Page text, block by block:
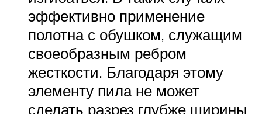
эффективно применение
полотна с обушком, служащим
своеобразным ребром
жесткости. Благодаря этому
элементу пила не может
сделать разрез глубже ширины